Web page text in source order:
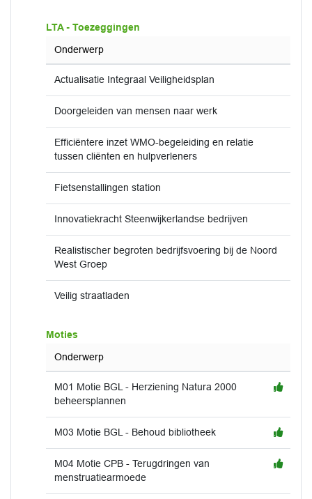
LTA - Toezeggingen
Onderwerp
Actualisatie Integraal Veiligheidsplan
Doorgeleiden van mensen naar werk
Efficiëntere inzet WMO-begeleiding en relatie
tussen cliënten en hulpverleners
Fietsenstallingen station
Innovatiekracht Steenwijkerlandse bedrijven
Realistischer begroten bedrijfsvoering bij de Noord
West Groep
Veilig straatladen
Moties
Onderwerp
M01 Motie BGL - Herziening Natura 2000
beheersplannen
M03 Motie BGL - Behoud bibliotheek
M04 Motie CPB - Terugdringen van
menstruatiearmoede